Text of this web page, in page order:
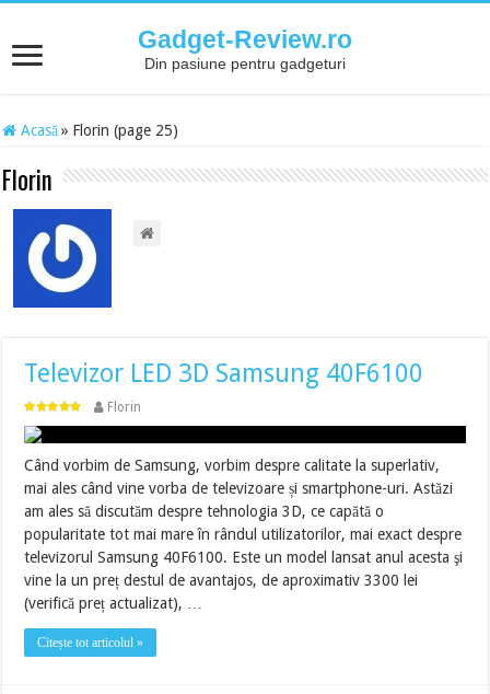
Gadget-Review.ro
Din pasiune pentru gadgeturi
Acasă » Florin (page 25)
Florin
Televizor LED 3D Samsung 40F6100
Florin
Când vorbim de Samsung, vorbim despre calitate la superlativ,
mai ales când vine vorba de televizoare și smartphone-uri. Astăzi
am ales să discutăm despre tehnologia 3D, ce capătă o
popularitate tot mai mare în rândul utilizatorilor, mai exact despre
televizorul Samsung 40F6100. Este un model lansat anul acesta şi
vine la un preț destul de avantajos, de aproximativ 3300 lei
(verifică preț actualizat), …
Citește tot articolul »